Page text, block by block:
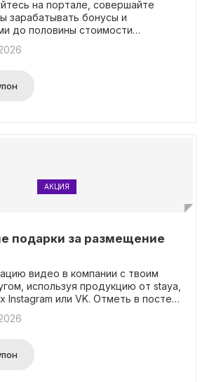
на портале, совершайте
зарабатывать бонусы и
до половины стоимости
требуется.
АКЦИЯ
подарки за размещение
видео в компании с твоим
используя продукцию от staya,
Instagram или VK. Отметь в посте
подарки! Каждые две
конкурсе ты найдешь на...